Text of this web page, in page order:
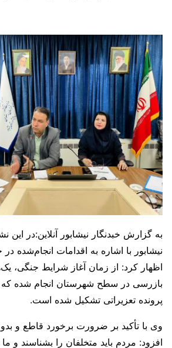
به گزارش خبدنگار نیشابور آنلاین:در این
نیشابور با اشاره به اقدامات انجام‌شده در
پرونده تعزیراتی تشکیل شده است.
وی با تأکید بر ضرورت برخورد قاطع و
افزود: مردم باید متخلفان را بشناسند و ما